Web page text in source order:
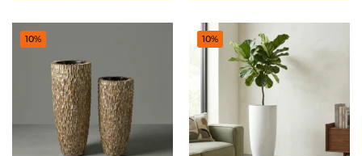
10% 10%